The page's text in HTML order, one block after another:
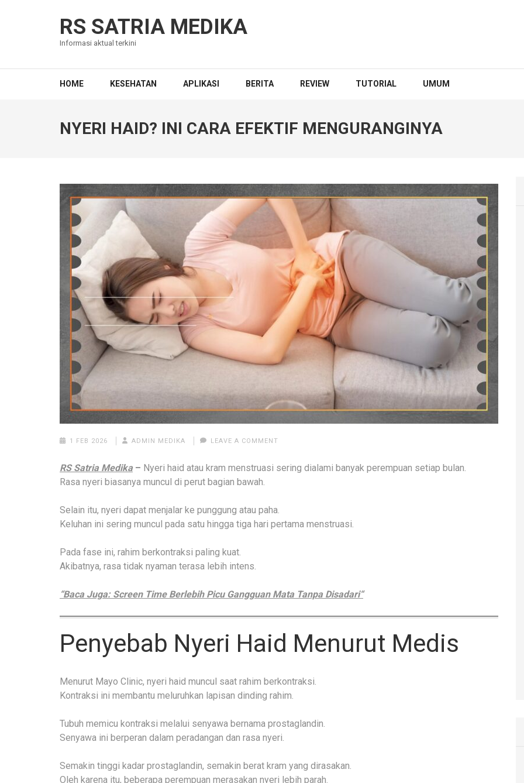
RS SATRIA MEDIKA
Informasi aktual terkini
HOME KESEHATAN APLIKASI BERITA REVIEW TUTORIAL UMUM
NYERI HAID? INI CARA EFEKTIF MENGURANGINYA
1 FEB 2026 ADMIN MEDIKA LEAVE A COMMENT
RS Satria Medika – Nyeri haid atau kram menstruasi sering dialami banyak perempuan setiap bulan.
Rasa nyeri biasanya muncul di perut bagian bawah.
Selain itu, nyeri dapat menjalar ke punggung atau paha.
Keluhan ini sering muncul pada satu hingga tiga hari pertama menstruasi.
Pada fase ini, rahim berkontraksi paling kuat.
Akibatnya, rasa tidak nyaman terasa lebih intens.
“Baca Juga: Screen Time Berlebih Picu Gangguan Mata Tanpa Disadari“
Penyebab Nyeri Haid Menurut Medis
Menurut Mayo Clinic, nyeri haid muncul saat rahim berkontraksi.
Kontraksi ini membantu meluruhkan lapisan dinding rahim.
Tubuh memicu kontraksi melalui senyawa bernama prostaglandin.
Senyawa ini berperan dalam peradangan dan rasa nyeri.
Semakin tinggi kadar prostaglandin, semakin berat kram yang dirasakan.
Oleh karena itu, beberapa perempuan merasakan nyeri lebih parah.